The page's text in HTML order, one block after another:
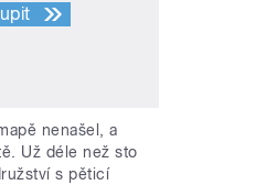
nenašel, a
Už déle než sto
s pěticí